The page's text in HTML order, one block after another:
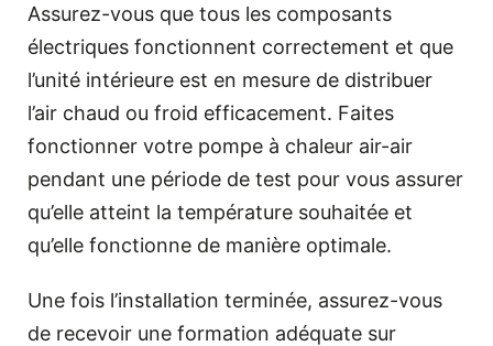
Assurez-vous que tous les composants
électriques fonctionnent correctement et que
l’unité intérieure est en mesure de distribuer
l’air chaud ou froid efficacement. Faites
fonctionner votre pompe à chaleur air-air
pendant une période de test pour vous assurer
qu’elle atteint la température souhaitée et
qu’elle fonctionne de manière optimale.
Une fois l’installation terminée, assurez-vous
de recevoir une formation adéquate sur